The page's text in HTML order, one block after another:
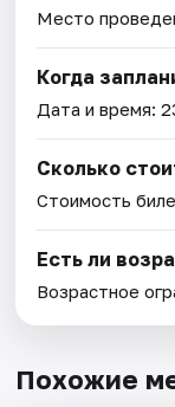
Место
Когда
Дата и время:
Сколько
Стоимость
Есть ли
Возрастное
Похожие